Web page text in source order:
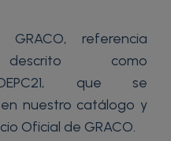
referencia
como
que se
nuestro catálogo y
Oficial de GRACO.